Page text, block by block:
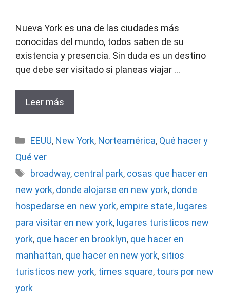
Nueva York es una de las ciudades más
conocidas del mundo, todos saben de su
existencia y presencia. Sin duda es un destino
que debe ser visitado si planeas viajar …
Leer más
Categorías
EEUU, New York, Norteamérica, Qué hacer y
Qué ver
Etiquetas
broadway, central park, cosas que hacer en
new york, donde alojarse en new york, donde
hospedarse en new york, empire state, lugares
para visitar en new york, lugares turisticos new
york, que hacer en brooklyn, que hacer en
manhattan, que hacer en new york, sitios
turisticos new york, times square, tours por new
york